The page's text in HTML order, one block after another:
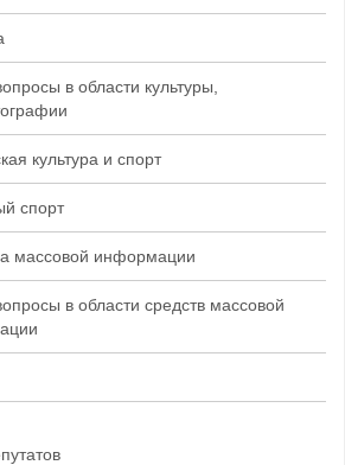
в области культуры,
культура и спорт
спорт
массовой информации
в области средств массовой